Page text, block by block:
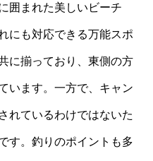
囲まれた美しいビーチ
にも対応できる万能スポ
に揃っており、東側の方
います。一方で、キャン
れているわけではないた
す。釣りのポイントも多